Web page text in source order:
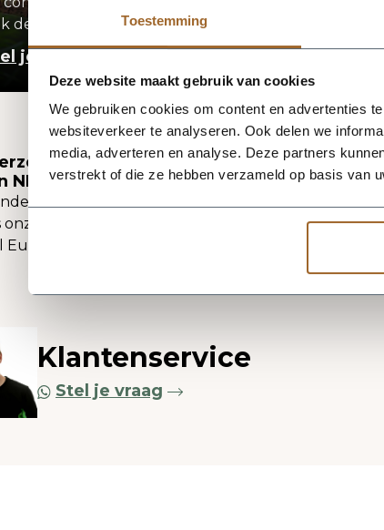
Toestemming
Deze website maakt gebruik van cookies
We gebruiken cookies om content en advertenties
websiteverkeer te analyseren. Ook delen we
media, adverteren en analyse. Deze partners
verstrekt of die ze hebben verzameld op basis van
de showroom!
je vraag
vanaf
NL
tegen een
onze plantenbakken
Klantenservice
Stel je vraag